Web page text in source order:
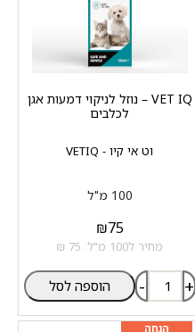
וט אי קיו - VETIQ
VET IQ – נוזל לניקוי דמעות אגן
לכלבים
100 מ"ל
₪75
מחיר ל100 מ"ל: 75 ₪
- + הוספה לסל
מוצר שני ב-20%
הנחה